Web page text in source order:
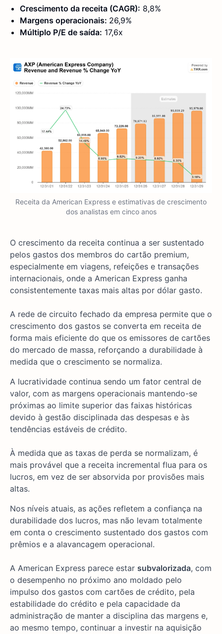
Crescimento da receita (CAGR): 8,8%
Margens operacionais: 26,9%
Múltiplo P/E de saída: 17,6x
Receita da American Express e estimativas de crescimento
dos analistas em cinco anos
O crescimento da receita continua a ser sustentado
pelos gastos dos membros do cartão premium,
especialmente em viagens, refeições e transações
internacionais, onde a American Express ganha
consistentemente taxas mais altas por dólar gasto.
A rede de circuito fechado da empresa permite que o
crescimento dos gastos se converta em receita de
forma mais eficiente do que os emissores de cartões
do mercado de massa, reforçando a durabilidade à
medida que o crescimento se normaliza.
A lucratividade continua sendo um fator central de
valor, com as margens operacionais mantendo-se
próximas ao limite superior das faixas históricas
devido à gestão disciplinada das despesas e às
tendências estáveis de crédito.
À medida que as taxas de perda se normalizam, é
mais provável que a receita incremental flua para os
lucros, em vez de ser absorvida por provisões mais
altas.
Nos níveis atuais, as ações refletem a confiança na
durabilidade dos lucros, mas não levam totalmente
em conta o crescimento sustentado dos gastos com
prêmios e a alavancagem operacional.
A American Express parece estar subvalorizada, com
o desempenho no próximo ano moldado pelo
impulso dos gastos com cartões de crédito, pela
estabilidade do crédito e pela capacidade da
administração de manter a disciplina das margens e,
ao mesmo tempo, continuar a investir na aquisição